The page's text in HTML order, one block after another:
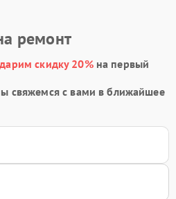
ремонт
дарим скидку 20%на первый
свяжемся с вами в ближайшее